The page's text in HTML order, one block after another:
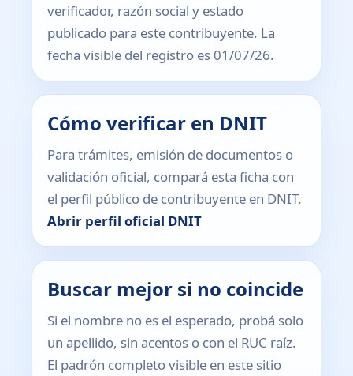
verificador, razón social y estado
publicado para este contribuyente. La
fecha visible del registro es 01/07/26.
Cómo verificar en DNIT
Para trámites, emisión de documentos o
validación oficial, compará esta ficha con
el perfil público de contribuyente en DNIT.
Abrir perfil oficial DNIT
Buscar mejor si no coincide
Si el nombre no es el esperado, probá solo
un apellido, sin acentos o con el RUC raíz.
El padrón completo visible en este sitio